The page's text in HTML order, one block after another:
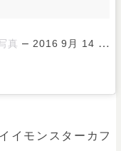
真 – 2016 9月 14 2:25午前 PDT
イモンスターカフ